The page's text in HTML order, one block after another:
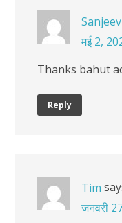
मई 2,
Thanks bahut
Reply
Tim
जनवरी